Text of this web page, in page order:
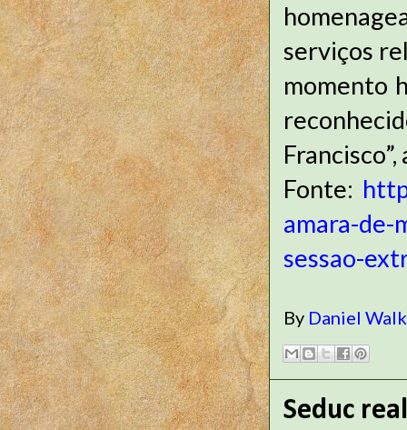
serviços
momento
Fonte:
amara-de-
sessao-
By Daniel
Seduc